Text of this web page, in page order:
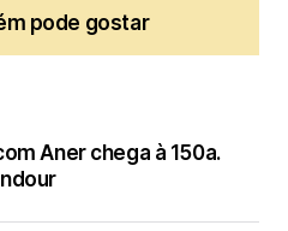
pode gostar
Aner chega à 150a.